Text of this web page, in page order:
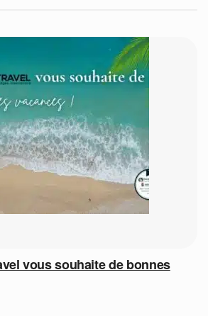
vous souhaite de bonnes